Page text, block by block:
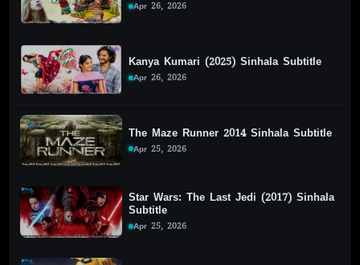
Apr 26, 2026
Kanya Kumari (2025) Sinhala Subtitle
Apr 26, 2026
The Maze Runner 2014 Sinhala Subtitle
Apr 25, 2026
Star Wars: The Last Jedi (2017) Sinhala
Subtitle
Apr 25, 2026